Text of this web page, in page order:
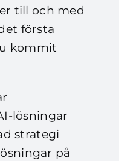
till och med
första
kommit
lösningar
strategi
på